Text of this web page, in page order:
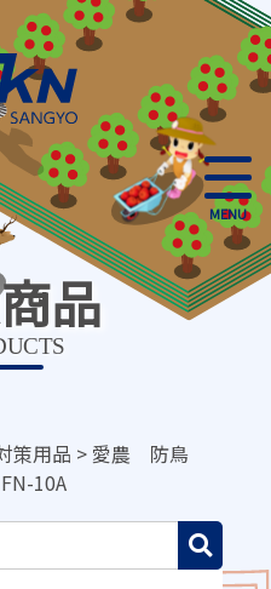
MENU
品
策用品 > 愛農 防鳥
10A